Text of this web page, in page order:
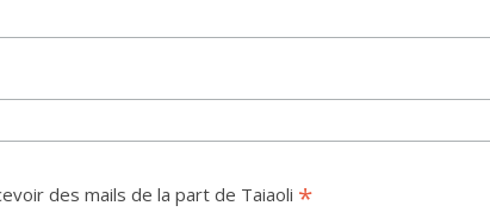
des mails de la part de Taiaoli *